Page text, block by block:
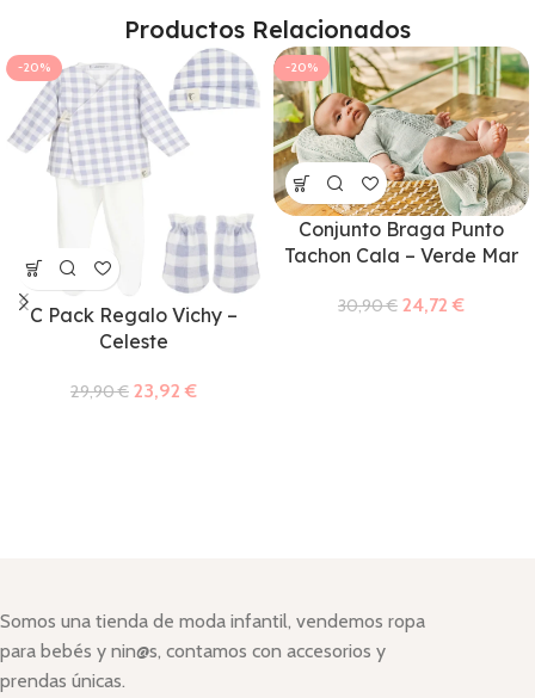
Productos Relacionados
-20%
C Pack Regalo Vichy –
Celeste
29,90€ 23,92€
-20%
Conjunto Braga Punto
Tachon Cala – Verde Mar
30,90€ 24,72€
Somos una tienda de moda infantil, vendemos ropa
para bebés y nin@s, contamos con accesorios y
prendas únicas.